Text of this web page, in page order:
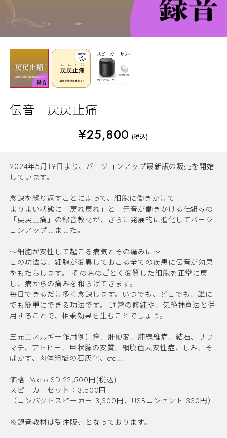
伝音 戻戻止痛
¥25,800 (税込)
2024年5月19日より、バージョンアップ最新版の販売を開始
しています。
念訣を繰り返すことによって、細胞に働きかけて
よりよい状態に「戻れ戻れ」と 元音が働きかける仕組みの
「戻戻止痛」の録音教材が、さらに発展的に進化してバージ
ョンアップしました。
～細胞が変性して起こる病気とその痛みに～
この功法は、細胞が変異しておこる全ての疾患に伝音が効果
をもたらします。 その名のごとく変質した細胞を正常に戻
し、病からの痛みを和らげてきます。
毎日できるだけ多く念訣します。いつでも、どこでも、誰に
でも簡単にできる功法です。 通常の修練や、気絶神倉法と併
用することで、相乗効果を生むことでしょう。
三元エネルギー作用例）癌、肝硬変、肺線維症、結石、リウ
マチ、アトピー、甲状腺の変質、網膜色素変性症、しみ、そ
ばかす、肉体組織の石灰化、etc.…
価格: Micro SD 22,500円(税込)
スピーカーセット：3,500円
（コンパクトスピーカー 3,300円、USBコンセント 330円）
※録音教材は受注販売となっております。